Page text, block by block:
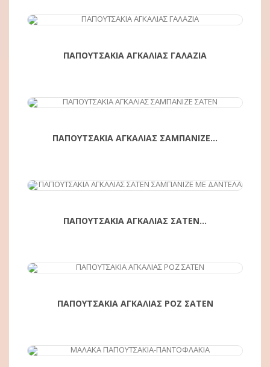
ΑΓΟΡΆ
ΠΑΠΟΥΤΣΑΚΙΑ ΑΓΚΑΛΙΑΣ ΓΑΛΑΖΙΑ
ΑΓΟΡΆ
ΠΑΠΟΥΤΣΑΚΙΑ ΑΓΚΑΛΙΑΣ ΣΑΜΠΑΝΙΖΕ...
ΠΑΠΟΥΤΣΑΚΙΑ ΑΓΚΑΛΙΑΣ ΣΑΤΕΝ...
ΑΓΟΡΆ
ΠΑΠΟΥΤΣΑΚΙΑ ΑΓΚΑΛΙΑΣ ΡΟΖ ΣΑΤΕΝ
ΑΓΟΡΆ